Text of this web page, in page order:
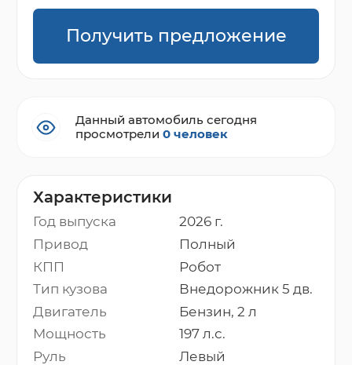
Характеристики
Год выпуска
2026 г.
Привод
Полный
КПП
Робот
Тип кузова
Внедорожник 5 дв.
Двигатель
Бензин, 2 л
Мощность
197 л.с.
Руль
Левый
Получить предложение
Данный автомобиль сегодня
просмотрели0 человек